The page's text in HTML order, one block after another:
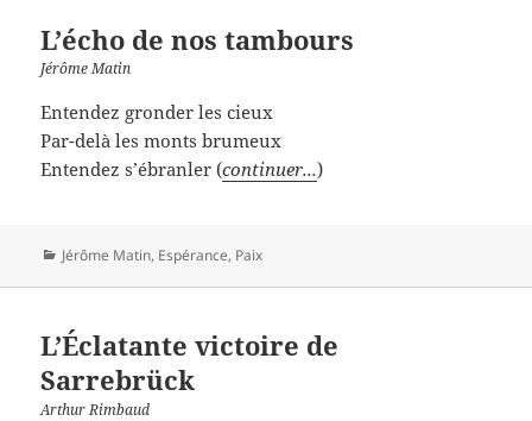
L’écho de nos tambours
Jérôme Matin
Entendez gronder les cieux
Par-delà les monts brumeux
Entendez s’ébranler (continuer...)
Catégories
Jérôme Matin, Espérance, Paix
L’Éclatante victoire de
Sarrebrück
Arthur Rimbaud